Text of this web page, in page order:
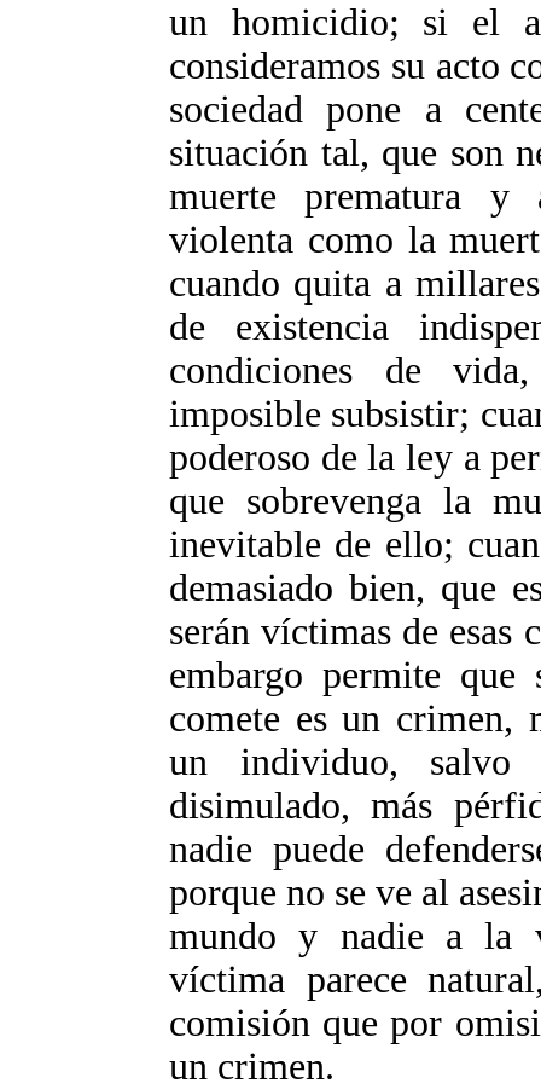
un homicidio; si el
consideramos su acto
sociedad pone a
situación tal, que son
muerte prematura y
violenta como la
cuando quita a
de existencia
condiciones de
imposible subsistir;
poderoso de la ley a
que sobrevenga la
inevitable de ello;
demasiado bien, que
serán víctimas de esas
embargo permite que
comete es un crimen,
un individuo, salvo
disimulado, más
nadie puede
porque no se ve al
mundo y nadie a la
víctima parece
comisión que por
un crimen.